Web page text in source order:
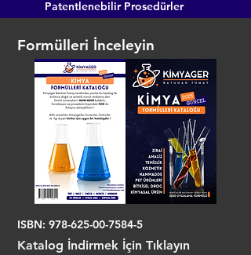
Patentlenebilir Prosedürler
Formülleri İnceleyin
ISBN: 978-625-00-7584-5
Katalog İndirmek İçin Tıklayın